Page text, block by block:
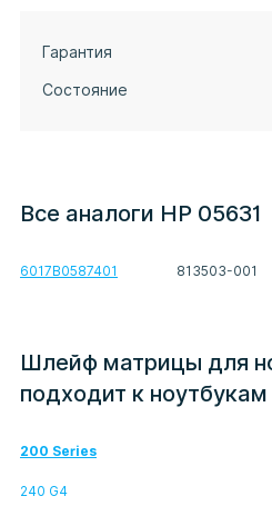
Гарантия
Состояние
Все аналоги HP 05631
6017B0587401 813503-001
Шлейф матрицы для
подходит к ноутбукам
200 Series
240 G4